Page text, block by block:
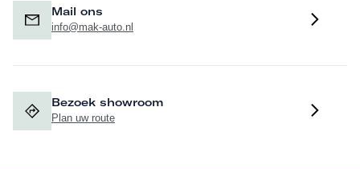
Mail ons
info@mak-auto.nl
Bezoek showroom
Plan uw route